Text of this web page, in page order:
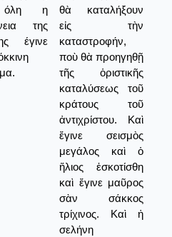
όλη η
της
έγινε
θὰ καταλήξουν
εἰς τὴν
καταστροφήν,
ποὺ θὰ προηγηθῇ
τῆς ὁριστικῆς
καταλύσεως τοῦ
κράτους τοῦ
ἀντιχρίστου. Καὶ
ἔγινε σεισμὸς
μεγάλος καὶ ὁ
ἥλιος ἐσκοτίσθη
καὶ ἔγινε μαῦρος
σὰν σάκκος
τρίχινος. Καὶ ἡ
σελήνη